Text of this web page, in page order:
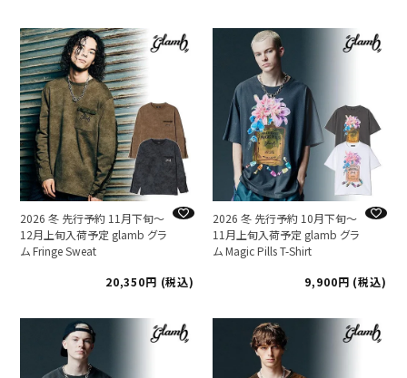
2026 冬 先行予約 11月下旬～
12月上旬入荷予定 glamb グラ
ム Fringe Sweat
20,350
税込
2026 冬 先行予約 10月下旬～
11月上旬入荷予定 glamb グラ
ム Magic Pills T-Shirt
9,900
税込